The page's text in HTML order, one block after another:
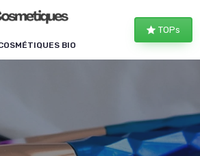
BIO
TOPs
cookies